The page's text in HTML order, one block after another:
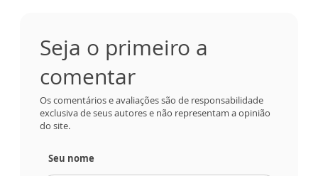
Seja o primeiro a
comentar
Os comentários e avaliações são de responsabilidade
exclusiva de seus autores e não representam a opinião
do site.
Seu nome